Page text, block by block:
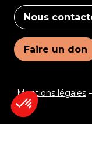
Nous
Faire un don
Mentions légales